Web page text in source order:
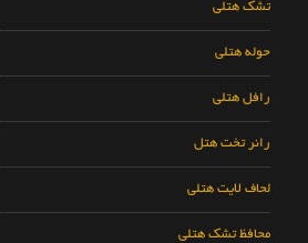
تشک هتلی
حوله هتلی
رافل هتلی
رانر تخت هتل
لحاف لایت هتلی
محافظ تشک هتلی